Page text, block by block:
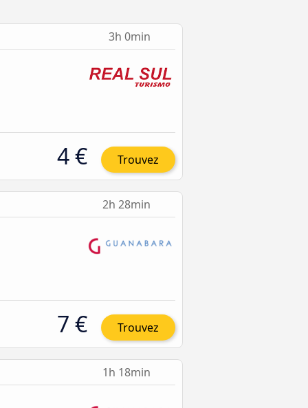
3h 0min
4 € Trouvez
2h 28min
7 € Trouvez
1h 18min